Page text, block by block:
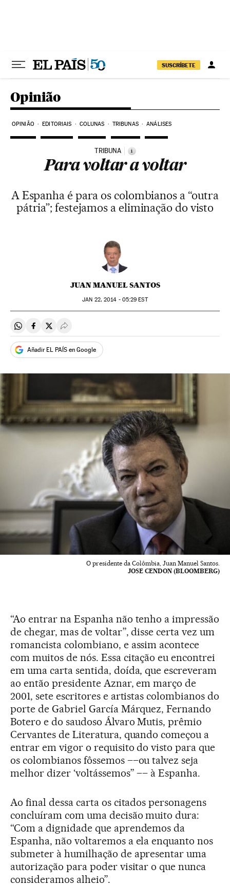
SUSCRÍBETE
Opinião
OPINIÃO EDITORIAIS COLUNAS TRIBUNAS ANÁLISES
TRIBUNA i
Para voltar a voltar
A Espanha é para os colombianos a “outra
pátria”; festejamos a eliminação do visto
JUAN MANUEL SANTOS
JAN 22, 2014 - 05:29 EST
Compartir en Whatsapp
Compartir en Facebook
Compartir en Twitter
Desplegar Redes Sociales
Añadir EL PAÍS en Google
O presidente da Colômbia, Juan Manuel Santos.
JOSE CENDON (BLOOMBERG)
“Ao entrar na Espanha não tenho a impressão
de chegar, mas de voltar”, disse certa vez um
romancista colombiano, e assim acontece
com muitos de nós. Essa citação eu encontrei
em uma carta sentida, doída, que escreveram
ao então presidente Aznar, em março de
2001, sete escritores e artistas colombianos do
porte de Gabriel García Márquez, Fernando
Botero e do saudoso Álvaro Mutis, prêmio
Cervantes de Literatura, quando começou a
entrar em vigor o requisito do visto para que
os colombianos fôssemos ––ou talvez seja
melhor dizer ‘voltássemos” –– à Espanha.
Ao final dessa carta os citados personagens
concluíram com uma decisão muito dura:
“Com a dignidade que aprendemos da
Espanha, não voltaremos a ela enquanto nos
submeter à humilhação de apresentar uma
autorização para poder visitar o que nunca
consideramos alheio”.